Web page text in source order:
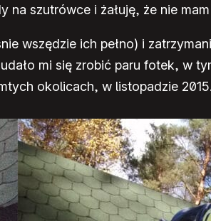
na szutrówce i żałuję, że nie
wszędzie ich pełno) i
mi się zrobić paru fotek, w
okolicach, w listopadzie 2015.